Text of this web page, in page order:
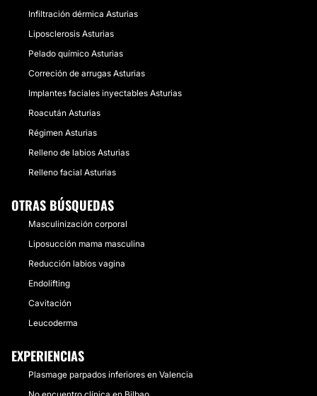
Infiltración dérmica Asturias
Liposclerosis Asturias
Pelado químico Asturias
Correción de arrugas Asturias
Implantes faciales inyectables Asturias
Roacután Asturias
Régimen Asturias
Relleno de labios Asturias
Relleno facial Asturias
OTRAS BÚSQUEDAS
Masculinización corporal
Liposucción mama masculina
Reducción labios vagina
Endolifting
Cavitación
Leucoderma
EXPERIENCIAS
Plasmage parpados inferiores en Valencia